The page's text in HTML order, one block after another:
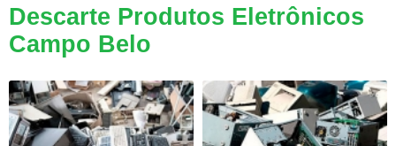
Descarte Produtos Eletrônicos
Campo Belo